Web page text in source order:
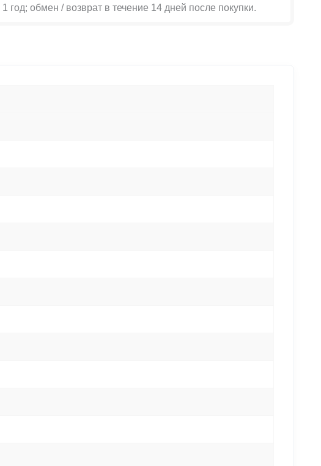
1 год; обмен / возврат в течение 14 дней после покупки.